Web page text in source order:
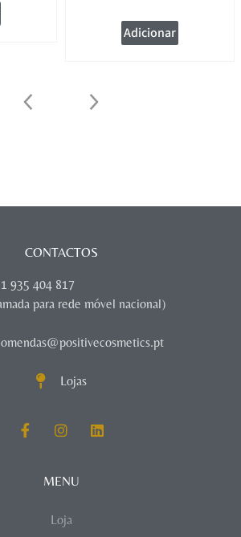
Adicionar
CONTACTOS
935 404 817
para rede móvel nacional)
Lojas
MENU
Loja